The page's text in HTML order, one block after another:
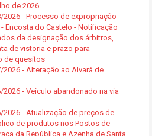
de 2026
2026 - Processo de expropriação
Encosta do Castelo - Notificação
da designação dos árbitros,
de vistoria e prazo para
de quesitos
2026 - Alteração ao Alvará de
2026 - Veículo abandonado na via
2026 - Atualização de preços de
de produtos nos Postos de
da República e Azenha de Santa